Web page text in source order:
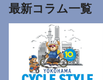
最新コラム一覧